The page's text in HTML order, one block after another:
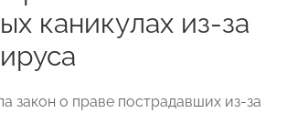
каникулах из-за
закон о праве пострадавших из-за